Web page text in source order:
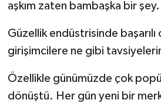
aşkım zaten bambaşka bir şey.
Güzellik endüstrisinde
girişimcilere ne gibi
Özellikle günümüzde çok
dönüştü. Her gün yeni bir